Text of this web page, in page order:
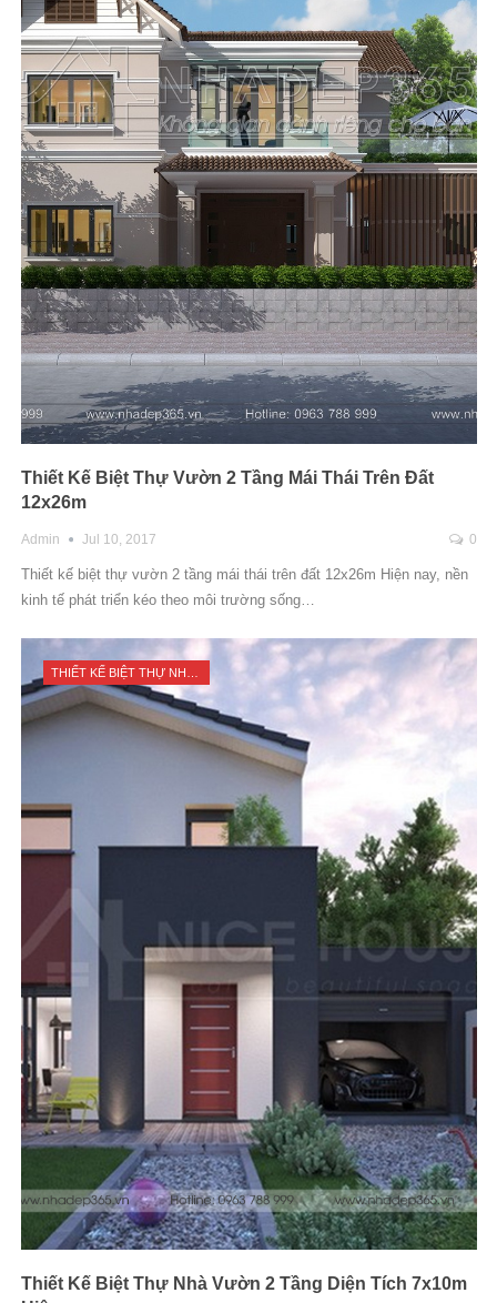
Thiết Kế Biệt Thự Vườn 2 Tầng Mái Thái Trên Đất
12x26m
Admin Jul 10, 2017 0
Thiết kế biệt thự vườn 2 tầng mái thái trên đất 12x26m Hiện nay, nền
kinh tế phát triển kéo theo môi trường sống…
Thiết Kế Biệt Thự Nhà Vườn 2 Tầng Diện Tích 7x10m